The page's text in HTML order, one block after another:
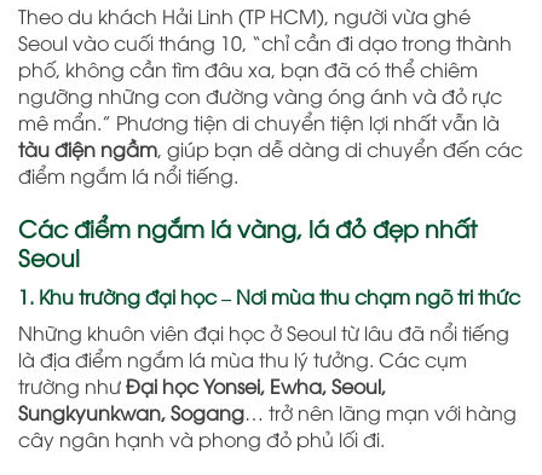
Theo du khách Hải Linh (TP HCM), người vừa ghé
Seoul vào cuối tháng 10, “chỉ cần đi dạo trong thành
phố, không cần tìm đâu xa, bạn đã có thể chiêm
ngưỡng những con đường vàng óng ánh và đỏ rực
mê mẩn.” Phương tiện di chuyển tiện lợi nhất vẫn là
tàu điện ngầm, giúp bạn dễ dàng di chuyển đến các
điểm ngắm lá nổi tiếng.
Các điểm ngắm lá vàng, lá đỏ đẹp nhất
Seoul
1. Khu trường đại học – Nơi mùa thu chạm ngõ tri thức
Những khuôn viên đại học ở Seoul từ lâu đã nổi tiếng
là địa điểm ngắm lá mùa thu lý tưởng. Các cụm
trường nhưĐại học Yonsei, Ewha, Seoul,
Sungkyunkwan, Sogang… trở nên lãng mạn với hàng
cây ngân hạnh và phong đỏ phủ lối đi.